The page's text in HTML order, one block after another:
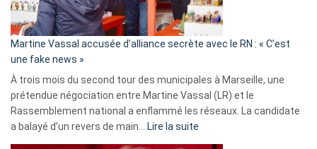
Algérie
Martine Vassal accusée d’alliance secrète avec le RN : « C’est
une fake news »
À trois mois du second tour des municipales à Marseille, une
prétendue négociation entre Martine Vassal (LR) et le
Rassemblement national a enflammé les réseaux. La candidate
a balayé d’un revers de main… Lire la suite
Martine